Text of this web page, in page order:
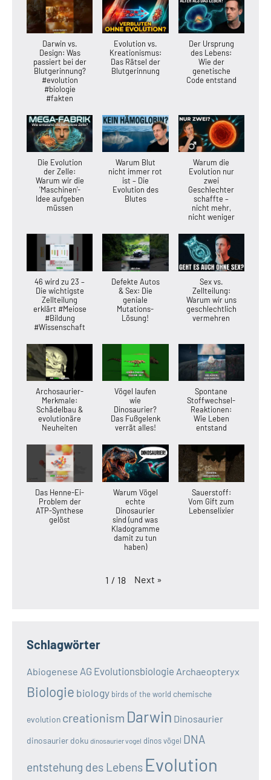
Darwin vs.
Design: Was
passiert bei der
Blutgerinnung?
#evolution
#biologie
#fakten
Evolution vs.
Kreationismus:
Das Rätsel der
Blutgerinnung
Der Ursprung
des Lebens:
Wie der
genetische
Code entstand
Die Evolution
der Zelle:
Warum wir die
'Maschinen'-
Idee aufgeben
müssen
Warum Blut
nicht immer rot
ist – Die
Evolution des
Blutes
Warum die
Evolution nur
zwei
Geschlechter
schaffte –
nicht mehr,
nicht weniger
46 wird zu 23 –
Die wichtigste
Zellteilung
erklärt #Meiose
#Bildung
#Wissenschaft
Defekte Autos
& Sex: Die
geniale
Mutations-
Lösung!
Sex vs.
Zellteilung:
Warum wir uns
geschlechtlich
vermehren
Archosaurier-
Merkmale:
Schädelbau &
evolutionäre
Neuheiten
Vögel laufen
wie
Dinosaurier?
Das Fußgelenk
verrät alles!
Spontane
Stoffwechsel-
Reaktionen:
Wie Leben
entstand
Das Henne-Ei-
Problem der
ATP-Synthese
gelöst
Warum Vögel
echte
Dinosaurier
sind (und was
Kladogramme
damit zu tun
haben)
Sauerstoff:
Vom Gift zum
Lebenselixier
1 / 18 Next »
Schlagwörter
Abiogenese AG Evolutionsbiologie Archaeopteryx
Biologie biology birds of the world chemische
evolution creationism Darwin Dinosaurier
dinosaurier doku dinosaurier vogel dinos vögel DNA
entstehung des Lebens Evolution